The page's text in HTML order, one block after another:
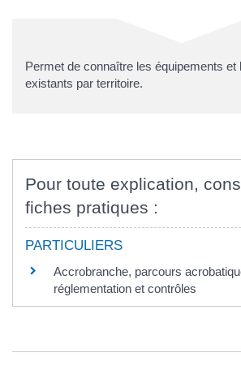
Permet de connaître les équipements et
existants par territoire.
Pour toute explication,
fiches pratiques :
PARTICULIERS
Accrobranche, parcours
réglementation et contrôles